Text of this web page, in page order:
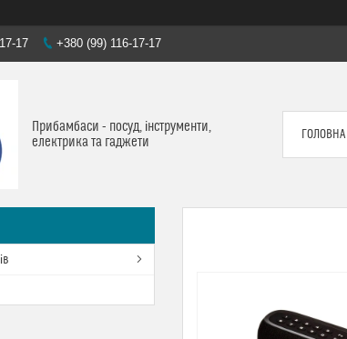
17 +380 (99) 116-17-17
Прибамбаси - посуд, інструменти,
електрика та гаджети
ГОЛОВНА